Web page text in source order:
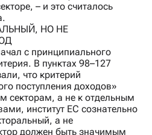
– и это считалось
НО НЕ
с принципиального
В пунктах 98–127
что критерий
поступления доходов»
секторам, а не к отдельным
институт ЕС сознательно
а не
должен быть значимым